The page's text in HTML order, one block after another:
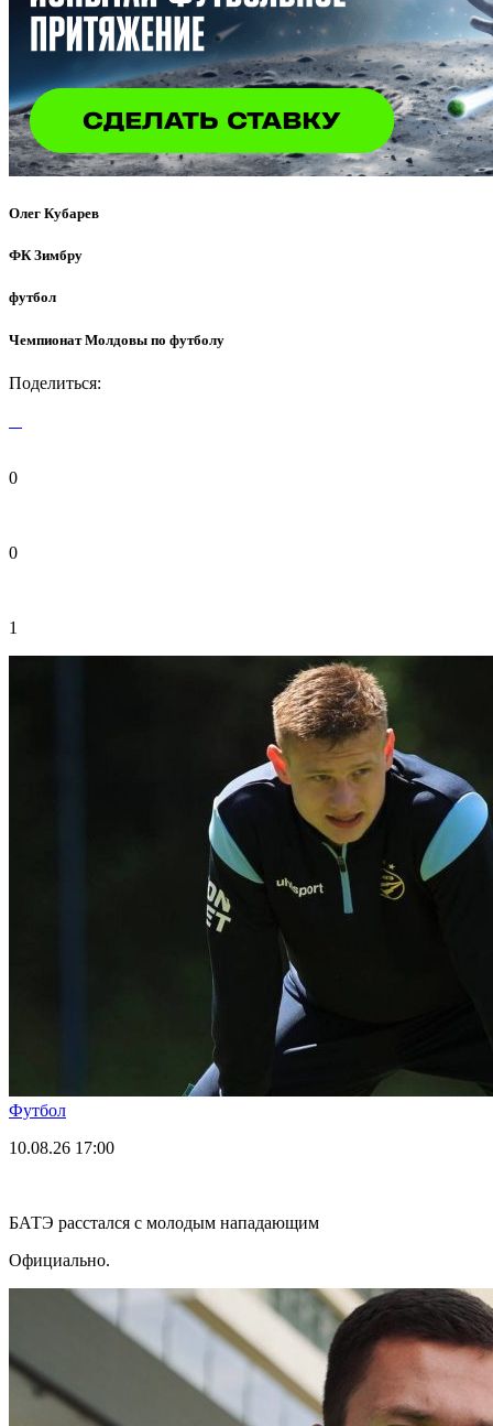
Олег Кубарев
ФК Зимбру
футбол
Чемпионат Молдовы по футболу
Поделиться:
0
0
1
Футбол
10.08.26 17:00
БАТЭ расстался с молодым нападающим
Официально.